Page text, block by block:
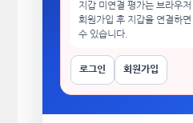
지갑 미연결 평가는 브라우저
회원가입 후 지갑을 연결하
수 있습니다.
로그인 회원가입